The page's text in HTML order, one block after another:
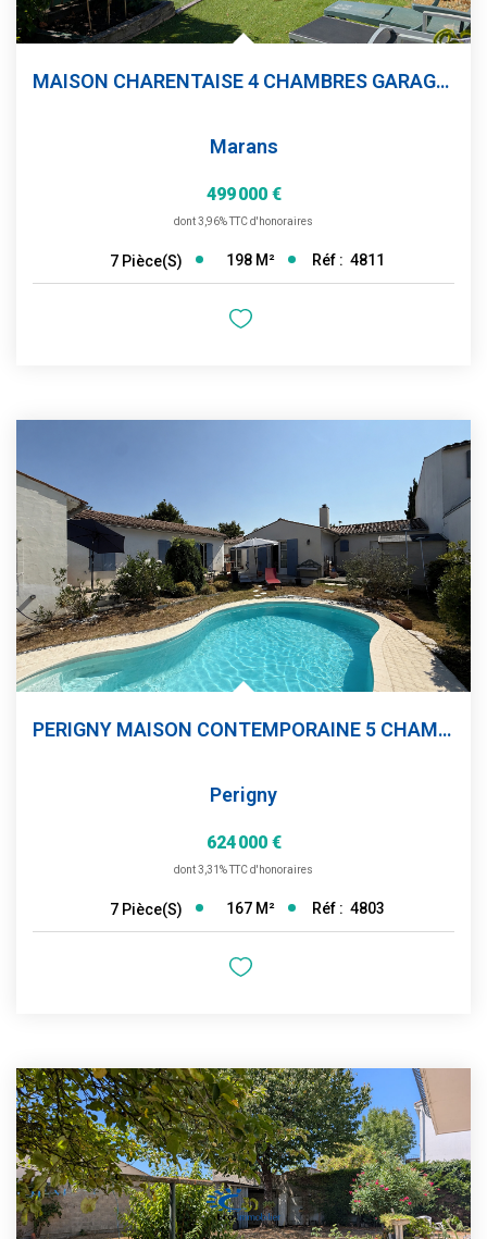
MAISON CHARENTAISE 4 CHAMBRES GARAGE PISCINE
Marans
499 000 €
dont 3,96% TTC d'honoraires
7 Pièce(s) 198 M² Réf : 4811
PERIGNY MAISON CONTEMPORAINE 5 CHAMBRES
Perigny
624 000 €
dont 3,31% TTC d'honoraires
7 Pièce(s) 167 M² Réf : 4803